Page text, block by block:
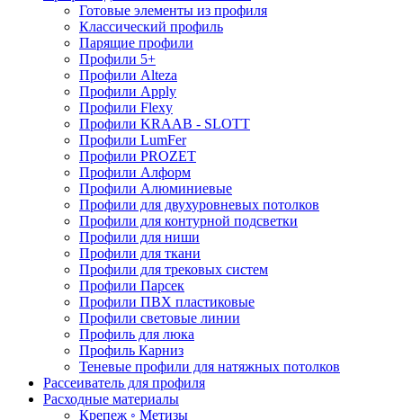
Готовые элементы из профиля
Классический профиль
Парящие профили
Профили 5+
Профили Alteza
Профили Apply
Профили Flexy
Профили KRAAB - SLOTT
Профили LumFer
Профили PROZET
Профили Алформ
Профили Алюминиевые
Профили для двухуровневых потолков
Профили для контурной подсветки
Профили для ниши
Профили для ткани
Профили для трековых систем
Профили Парсек
Профили ПВХ пластиковые
Профили световые линии
Профиль для люка
Профиль Карниз
Теневые профили для натяжных потолков
Рассеиватель для профиля
Расходные материалы
Крепеж ◦ Метизы